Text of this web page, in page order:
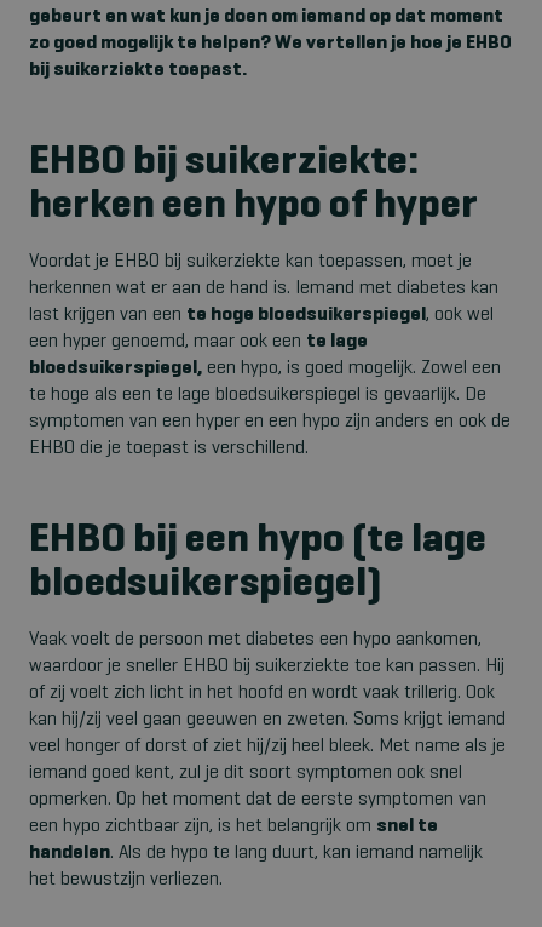
gebeurt en wat kun je doen om iemand op dat moment
zo goed mogelijk te helpen? We vertellen je hoe je EHBO
bij suikerziekte toepast.
EHBO bij suikerziekte:
herken een hypo of hyper
Voordat je EHBO bij suikerziekte kan toepassen, moet je
herkennen wat er aan de hand is. Iemand met diabetes kan
last krijgen van een te hoge bloedsuikerspiegel , ook wel
een hyper genoemd, maar ook een te lage
bloedsuikerspiegel, een hypo, is goed mogelijk. Zowel een
te hoge als een te lage bloedsuikerspiegel is gevaarlijk. De
symptomen van een hyper en een hypo zijn anders en ook de
EHBO die je toepast is verschillend.
EHBO bij een hypo (te lage
bloedsuikerspiegel)
Vaak voelt de persoon met diabetes een hypo aankomen,
waardoor je sneller EHBO bij suikerziekte toe kan passen. Hij
of zij voelt zich licht in het hoofd en wordt vaak trillerig. Ook
kan hij/zij veel gaan geeuwen en zweten. Soms krijgt iemand
veel honger of dorst of ziet hij/zij heel bleek. Met name als je
iemand goed kent, zul je dit soort symptomen ook snel
opmerken. Op het moment dat de eerste symptomen van
een hypo zichtbaar zijn, is het belangrijk om snel te
handelen. Als de hypo te lang duurt, kan iemand namelijk
het bewustzijn verliezen.